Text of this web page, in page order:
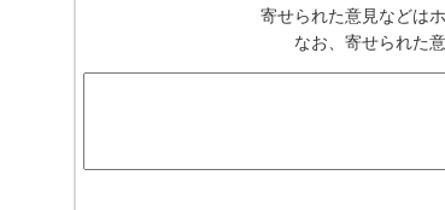
寄せられた意見などは
なお、寄せられた